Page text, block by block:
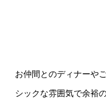
お仲間とのディナーや
シックな雰囲気で余裕